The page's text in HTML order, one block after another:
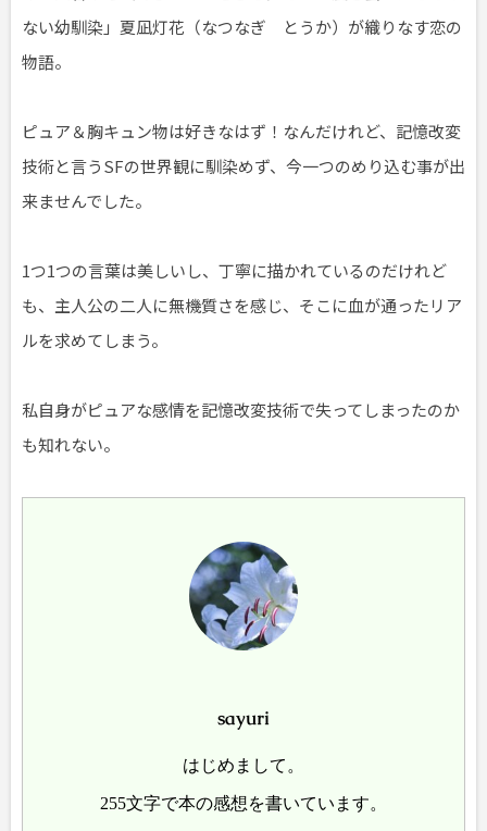
ない幼馴染」夏凪灯花（なつなぎ とうか）が織りなす恋の
物語。
ピュア＆胸キュン物は好きなはず！なんだけれど、記憶改変
技術と言うSFの世界観に馴染めず、今一つのめり込む事が出
来ませんでした。
1つ1つの言葉は美しいし、丁寧に描かれているのだけれど
も、主人公の二人に無機質さを感じ、そこに血が通ったリア
ルを求めてしまう。
私自身がピュアな感情を記憶改変技術で失ってしまったのか
も知れない。
sayuri
はじめまして。
255文字で本の感想を書いています。